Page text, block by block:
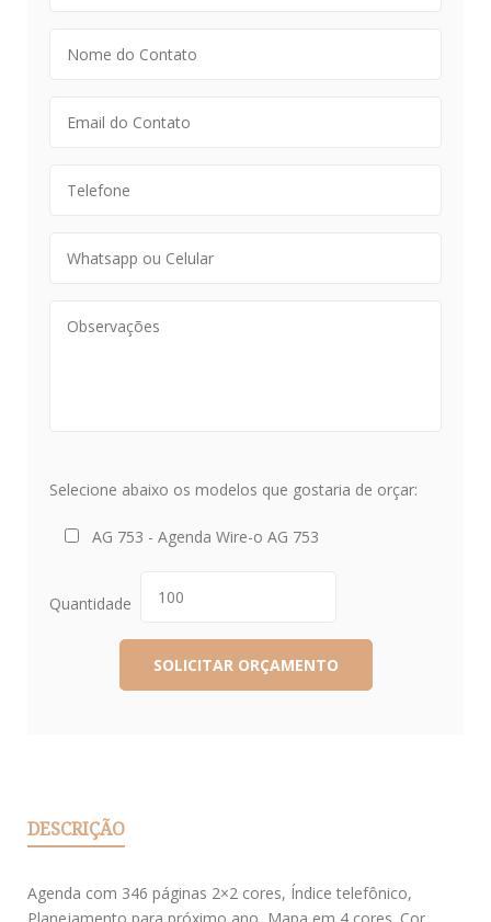
Selecione abaixo os modelos que gostaria de orçar:
AG 753 - Agenda Wire-o AG 753
Quantidade
DESCRIÇÃO
Agenda com 346 páginas 2×2 cores, Índice telefônico,